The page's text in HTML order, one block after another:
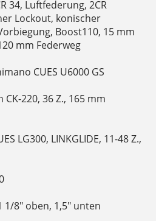
34, Luftfederung, 2CR
Lockout, konischer
Boost110, 15 mm
mm Federweg
CUES U6000 GS
CK-220, 36 Z., 165 mm
LG300, LINKGLIDE, 11-48 Z.,
1/8" oben, 1,5" unten